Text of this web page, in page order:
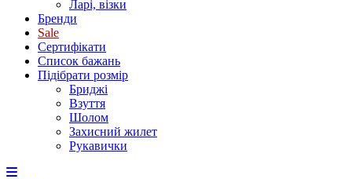
Ларі, візки
Бренди
Sale
Сертифікати
Список бажань
Підібрати розмір
Бриджі
Взуття
Шолом
Захисний жилет
Рукавички